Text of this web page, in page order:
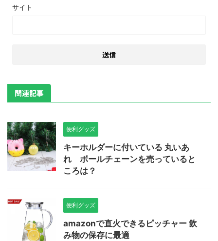
サイト
関連記事
便利グッズ
キーホルダーに付いている 丸いあ
れ ボールチェーンを売っていると
ころは？
便利グッズ
amazonで直火できるピッチャー 飲
み物の保存に最適